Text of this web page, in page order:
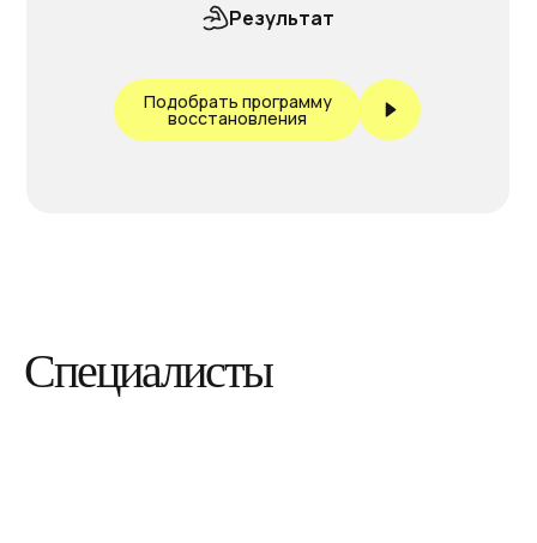
Результат
Подобрать программу
восстановления
Специалисты